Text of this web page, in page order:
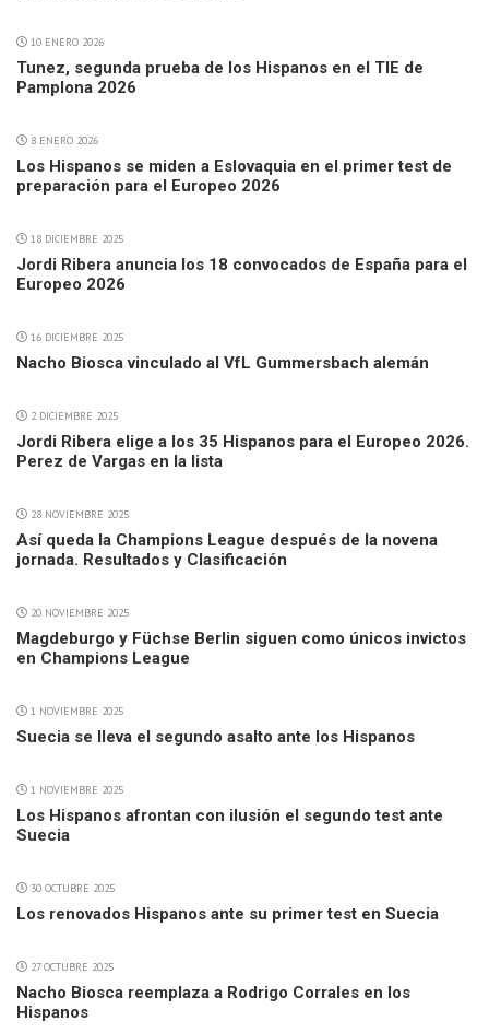
10 ENERO 2026
Tunez, segunda prueba de los Hispanos en el TIE de
Pamplona 2026
8 ENERO 2026
Los Hispanos se miden a Eslovaquia en el primer test de
preparación para el Europeo 2026
18 DICIEMBRE 2025
Jordi Ribera anuncia los 18 convocados de España para el
Europeo 2026
16 DICIEMBRE 2025
Nacho Biosca vinculado al VfL Gummersbach alemán
2 DICIEMBRE 2025
Jordi Ribera elige a los 35 Hispanos para el Europeo 2026.
Perez de Vargas en la lista
28 NOVIEMBRE 2025
Así queda la Champions League después de la novena
jornada. Resultados y Clasificación
20 NOVIEMBRE 2025
Magdeburgo y Füchse Berlin siguen como únicos invictos
en Champions League
1 NOVIEMBRE 2025
Suecia se lleva el segundo asalto ante los Hispanos
1 NOVIEMBRE 2025
Los Hispanos afrontan con ilusión el segundo test ante
Suecia
30 OCTUBRE 2025
Los renovados Hispanos ante su primer test en Suecia
27 OCTUBRE 2025
Nacho Biosca reemplaza a Rodrigo Corrales en los
Hispanos